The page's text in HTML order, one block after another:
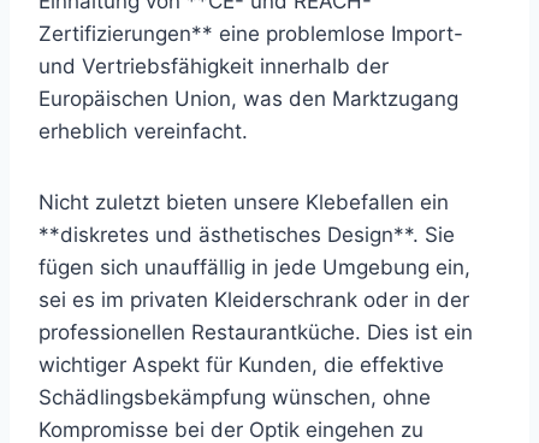
Zertifizierungen** eine problemlose Import-
und Vertriebsfähigkeit innerhalb der
Europäischen Union, was den Marktzugang
erheblich vereinfacht.
Nicht zuletzt bieten unsere Klebefallen ein
**diskretes und ästhetisches Design**. Sie
fügen sich unauffällig in jede Umgebung ein,
sei es im privaten Kleiderschrank oder in der
professionellen Restaurantküche. Dies ist ein
wichtiger Aspekt für Kunden, die effektive
Schädlingsbekämpfung wünschen, ohne
Kompromisse bei der Optik eingehen zu